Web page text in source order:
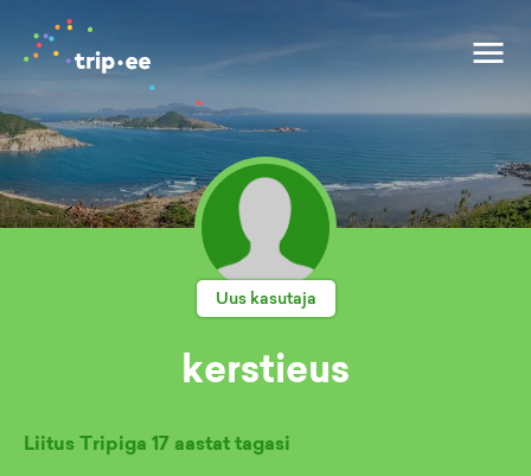
Uus kasutaja
kerstieus
Liitus Tripiga 17 aastat tagasi